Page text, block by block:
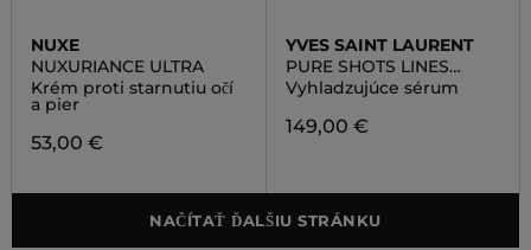
NUXE
NUXURIANCE ULTRA
Krém proti starnutiu očí
a pier
53,00 €
YVES SAINT LAURENT
PURE SHOTS LINES
AWAY
Vyhladzujúce sérum
149,00 €
NAČÍTAŤ ĎALŠIU STRÁNKU